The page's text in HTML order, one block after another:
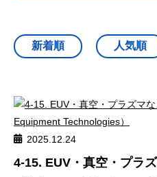
2025.12.24
4-15. EUV・真空・プラ